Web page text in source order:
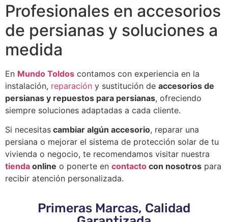
Profesionales en accesorios
de persianas y soluciones a
medida
En Mundo Toldos contamos con experiencia en la
instalación, reparación y sustitución de accesorios de
persianas y repuestos para persianas, ofreciendo
siempre soluciones adaptadas a cada cliente.
Si necesitas cambiar algún accesorio, reparar una
persiana o mejorar el sistema de protección solar de tu
vivienda o negocio, te recomendamos visitar nuestra
tienda online o ponerte en contacto con nosotros para
recibir atención personalizada.
Primeras Marcas, Calidad